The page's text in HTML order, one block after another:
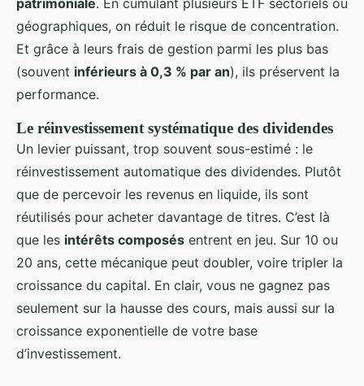
géographiques, on réduit le risque de concentration.
Et grâce à leurs frais de gestion parmi les plus bas
(souvent inférieurs à 0,3 % par an), ils préservent la
performance.
Le réinvestissement systématique des dividendes
Un levier puissant, trop souvent sous-estimé : le
réinvestissement automatique des dividendes. Plutôt
que de percevoir les revenus en liquide, ils sont
réutilisés pour acheter davantage de titres. C’est là
que les intérêts composés entrent en jeu. Sur 10 ou
20 ans, cette mécanique peut doubler, voire tripler la
croissance du capital. En clair, vous ne gagnez pas
seulement sur la hausse des cours, mais aussi sur la
croissance exponentielle de votre base
d’investissement.